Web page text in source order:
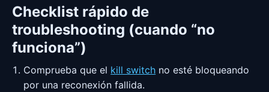
Checklist rápido de
troubleshooting (cuando “no
funciona”)
Comprueba que el kill switch no esté bloqueando
por una reconexión fallida.